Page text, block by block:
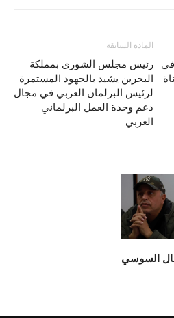
المادة السابقة
رئيس مجلس الشورى بمملكة
البحرين يشيد بالجهود المستمرة
لرئيس البرلمان العربي في مجال
دعم وحدة العمل البرلماني
العربي
السوسي